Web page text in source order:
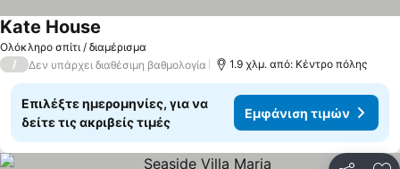
Ολόκληρο σπίτι / διαμέρισμα
Kate House
/ Δεν υπάρχει διαθέσιμη βαθμολογία 1.9 χλμ. από: Κέντρο πόλης
Επιλέξτε ημερομηνίες, για να
δείτε τις ακριβείς τιμές
Εμφάνιση τιμών